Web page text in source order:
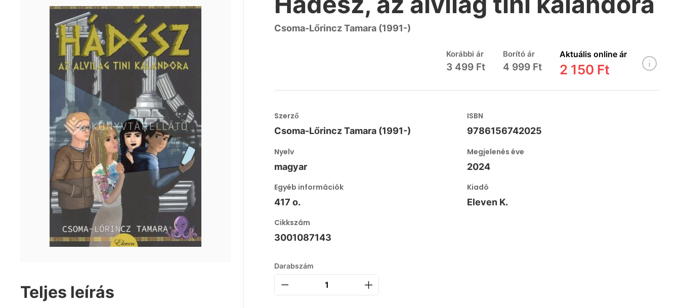
Teljes leírás
Csoma-Lőrincz Tamara (1991-)
Korábbi ár
3 499 Ft
Borító ár
4 999 Ft
Aktuális online ár
2 150 Ft
Szerző
Csoma-Lőrincz Tamara (1991-)
ISBN
9786156742025
Nyelv
magyar
Megjelenés éve
2024
Egyéb információk
417 o.
Kiadó
Eleven K.
Cikkszám
3001087143
Darabszám